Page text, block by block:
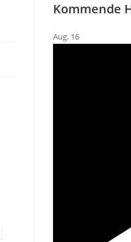
Kommende
Aug. 16